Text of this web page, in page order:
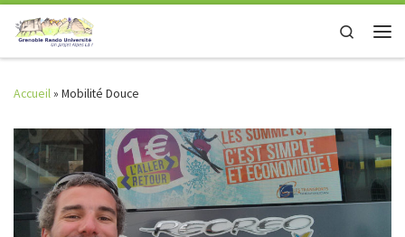
Skip to content
Search
Accueil» Mobilité Douce